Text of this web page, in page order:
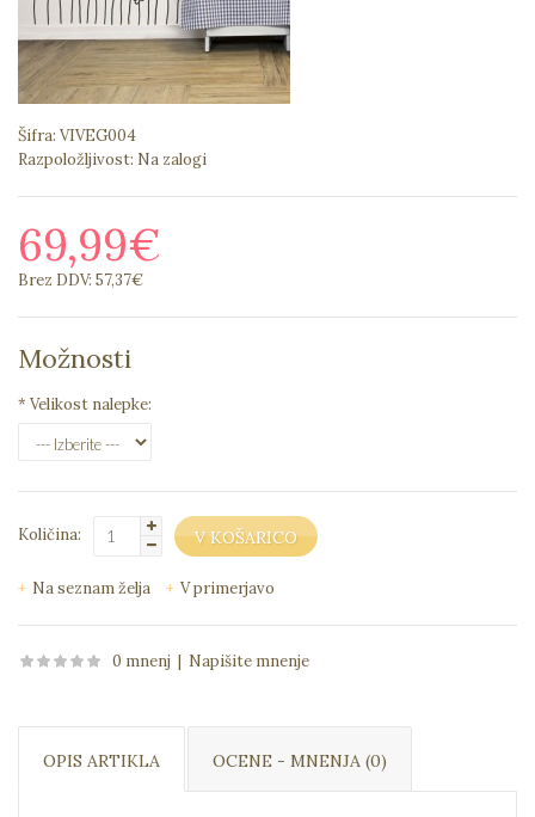
Šifra: VIVEG004
Razpoložljivost: Na zalogi
69,99€
Brez DDV: 57,37€
Možnosti
* Velikost nalepke:
Količina:
Na seznam želja V primerjavo
0 mnenj | Napišite mnenje
OPIS ARTIKLA OCENE - MNENJA (0)